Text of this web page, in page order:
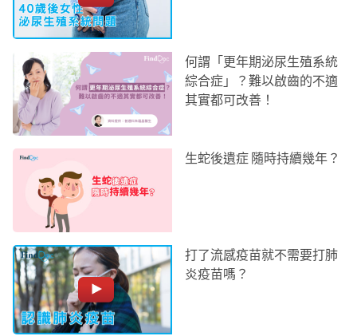
何謂「更年期泌尿生殖系統
綜合症」？難以啟齒的不適
其實都可改善！
生蛇後遺症 隨時持續幾年？
打了流感疫苗就不需要打肺
炎疫苗嗎？